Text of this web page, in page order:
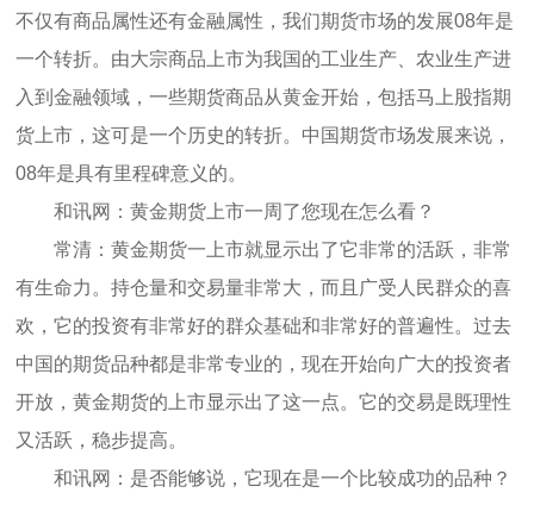
不仅有商品属性还有金融属性，我们期货市场的发展08年是
一个转折。由大宗商品上市为我国的工业生产、农业生产进
入到金融领域，一些期货商品从黄金开始，包括马上股指期
货上市，这可是一个历史的转折。中国期货市场发展来说，
08年是具有里程碑意义的。
和讯网：黄金期货上市一周了您现在怎么看？
常清：黄金期货一上市就显示出了它非常的活跃，非常
有生命力。持仓量和交易量非常大，而且广受人民群众的喜
欢，它的投资有非常好的群众基础和非常好的普遍性。过去
中国的期货品种都是非常专业的，现在开始向广大的投资者
开放，黄金期货的上市显示出了这一点。它的交易是既理性
又活跃，稳步提高。
和讯网：是否能够说，它现在是一个比较成功的品种？